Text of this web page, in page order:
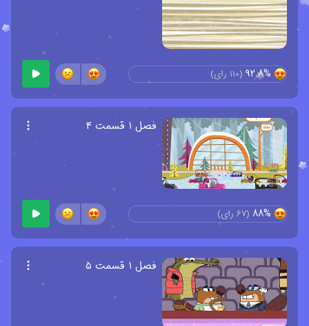
92.8%
(
110 رای)
فصل ۱ قسمت ۴
88%
(
67 رای)
فصل ۱ قسمت ۵